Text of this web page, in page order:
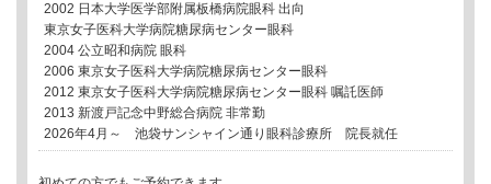
2002 日本大学医学部附属板橋病院眼科 出向
東京女子医科大学病院糖尿病センター眼科
2004 公立昭和病院 眼科
2006 東京女子医科大学病院糖尿病センター眼科
2012 東京女子医科大学病院糖尿病センター眼科 嘱託医師
2013 新渡戸記念中野総合病院 非常勤
2026年4月～ 池袋サンシャイン通り眼科診療所 院長就任